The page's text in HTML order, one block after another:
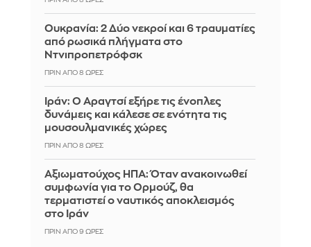
Ουκρανία: 2 Δύο νεκροί και 6 τραυματίες
από ρωσικά πλήγματα στο
Ντνιπροπετρόφσκ
ΠΡΙΝ ΑΠΌ 8 ΏΡΕΣ
Ιράν: Ο Αραγτσί εξήρε τις ένοπλες
δυνάμεις και κάλεσε σε ενότητα τις
μουσουλμανικές χώρες
ΠΡΙΝ ΑΠΌ 8 ΏΡΕΣ
Αξιωματούχος ΗΠΑ: Όταν ανακοινωθεί
συμφωνία για το Ορμούζ, θα
τερματιστεί ο ναυτικός αποκλεισμός
στο Ιράν
ΠΡΙΝ ΑΠΌ 9 ΏΡΕΣ